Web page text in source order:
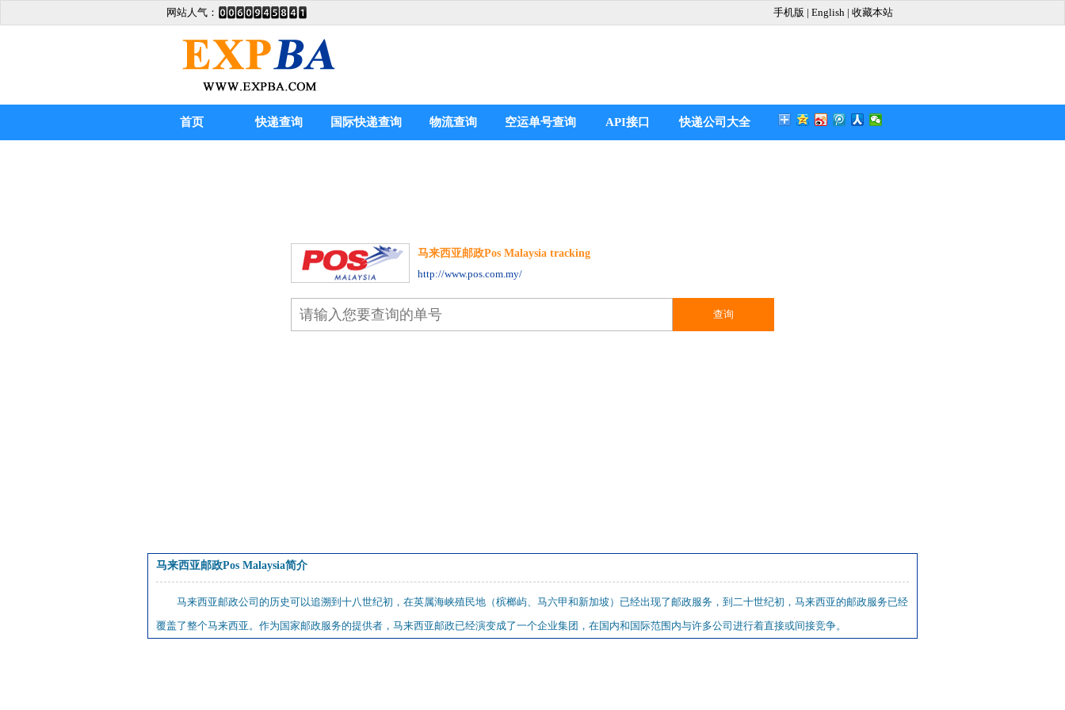
网站人气： 手机版 | English | 收藏本站
首页 快递查询 国际快递查询 物流查询 空运单号查询 API接口 快递公司大全
马来西亚邮政Pos Malaysia tracking
http://www.pos.com.my/
马来西亚邮政Pos Malaysia简介
马来西亚邮政公司的历史可以追溯到十八世纪初，在英属海峡殖民地（槟榔屿、马六甲和新加坡）已经出现了邮政服务，到二十世纪初，马来西亚的邮政服务已经
覆盖了整个马来西亚。作为国家邮政服务的提供者，马来西亚邮政已经演变成了一个企业集团，在国内和国际范围内与许多公司进行着直接或间接竞争。